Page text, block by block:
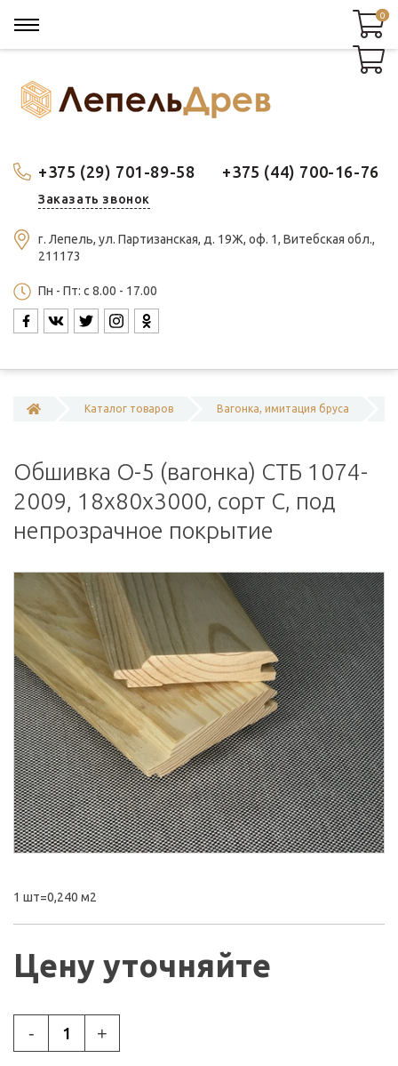
+375 (29) 701-89-58 +375 (44) 700-16-76
Заказать звонок
г. Лепель, ул. Партизанская, д. 19Ж, оф. 1, Витебская обл.,
211173
Пн - Пт: c 8.00 - 17.00
0
0
Каталог товаров Вагонка, имитация бруса
Обшивка О-5 (вагонка) СТБ 1074-
2009, 18х80х3000, сорт С, под
непрозрачное покрытие
1 шт=0,240 м2
Цену уточняйте
- +